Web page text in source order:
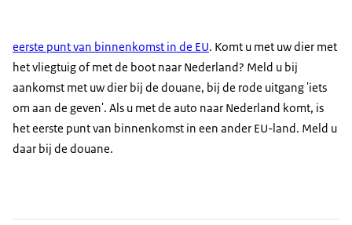
eerste punt van binnenkomst in de EU. Komt u met uw dier met
het vliegtuig of met de boot naar Nederland? Meld u bij
aankomst met uw dier bij de douane, bij de rode uitgang 'iets
om aan de geven'. Als u met de auto naar Nederland komt, is
het eerste punt van binnenkomst in een ander EU-land. Meld u
daar bij de douane.